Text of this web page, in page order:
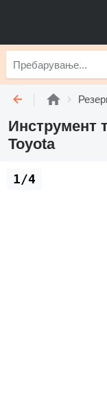
Инструмент
Toyota
1/4